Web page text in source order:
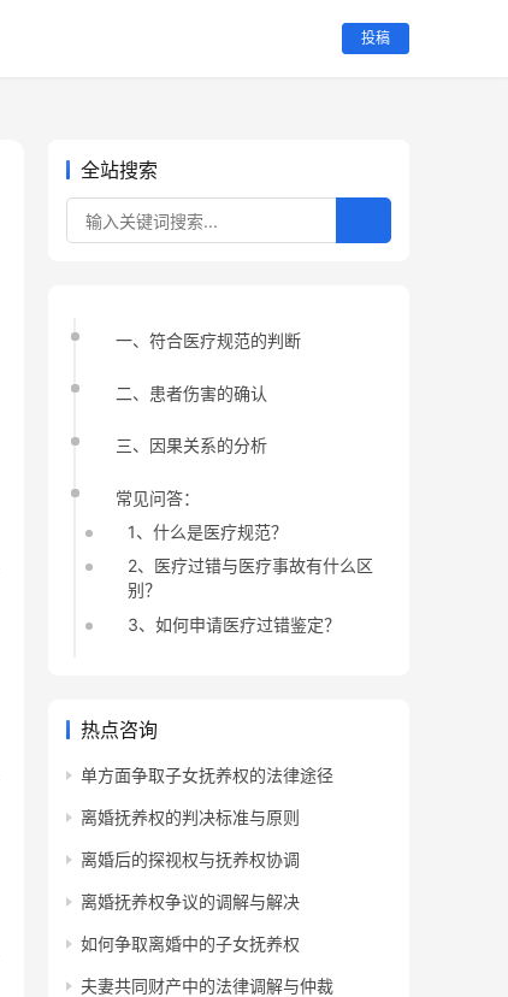
投稿
全站搜索
一、符合医疗规范的判断
二、患者伤害的确认
三、因果关系的分析
常见问答：
1、什么是医疗规范？
2、医疗过错与医疗事故有什么区
别？
3、如何申请医疗过错鉴定？
热点咨询
单方面争取子女抚养权的法律途径
离婚抚养权的判决标准与原则
离婚后的探视权与抚养权协调
离婚抚养权争议的调解与解决
如何争取离婚中的子女抚养权
夫妻共同财产中的法律调解与仲裁